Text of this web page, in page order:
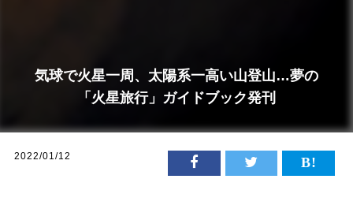
気球で火星一周、太陽系一高い山登山…夢の
「火星旅行」ガイドブック発刊
2022/01/12